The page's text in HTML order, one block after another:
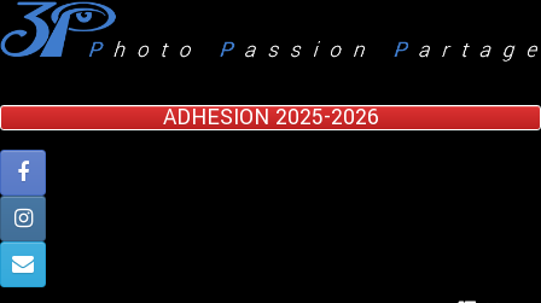
Skip
to
content
ADHESION 2025-2026